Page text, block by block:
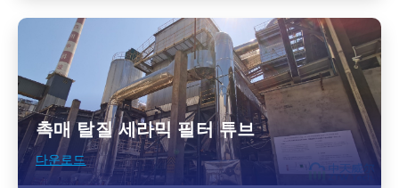
촉매 탈질 세라믹 필터 튜브
다운로드